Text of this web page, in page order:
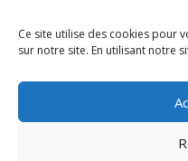
Ce site utilise des cookies pour
sur notre site. En utilisant notre
Vous avez des
plus sur nos